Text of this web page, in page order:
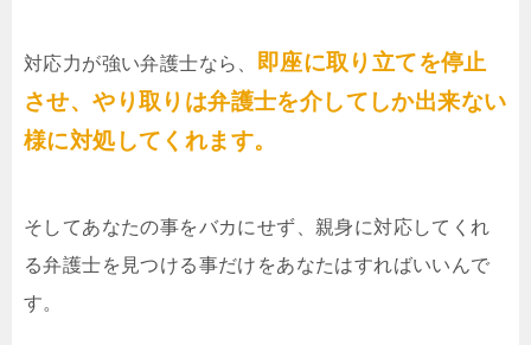
対応力が強い弁護士なら、 即座に取り立てを停止
させ、やり取りは弁護士を介してしか出来ない
様に対処してくれます。
そしてあなたの事をバカにせず、親身に対応してくれ
る弁護士を見つける事だけをあなたはすればいいんで
す。